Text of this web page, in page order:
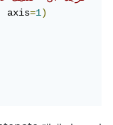
axis=1)